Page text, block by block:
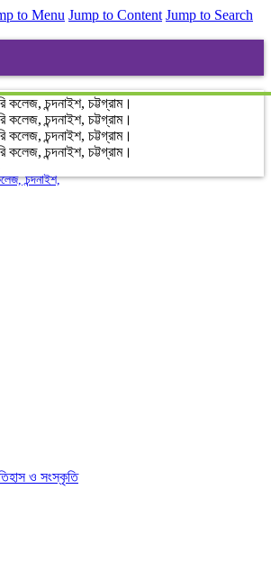
to Menu Jump to Content Jump to Search
চন্দনাইশ,
ও সংস্কৃতি